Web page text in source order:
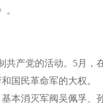
党的活动。5月，
国民革命军的大权。
消灭军阀吴佩孚、